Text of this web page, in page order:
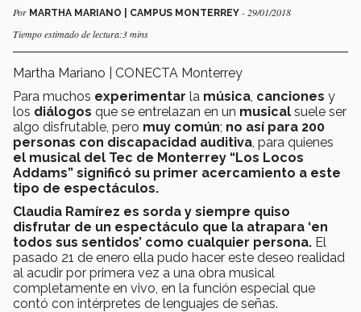
Por MARTHA MARIANO | CAMPUS MONTERREY - 29/01/2018
Tiempo estimado de lectura:3 mins
Martha Mariano | CONECTA Monterrey
Para muchos experimentar la música canciones y
los diálogos que se entrelazan en un musical suele ser
algo disfrutable, pero muy común; no así para 200
personas con discapacidad auditiva , para quienes
el musical del Tec de Monterrey “Los Locos
Addams” significó su primer acercamiento a este
tipo de espectáculos.
Claudia Ramírez es sorda y siempre quiso
disfrutar de un espectáculo que la atrapara ‘en
todos sus sentidos’ como cualquier persona. El
pasado 21 de enero ella pudo hacer este deseo realidad
al acudir por primera vez a una obra musical
completamente en vivo, en la función especial que
contó con intérpretes de lenguajes de señas.